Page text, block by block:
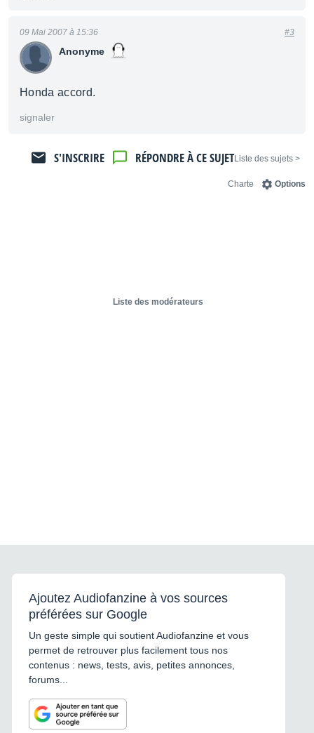
Anonyme
09 Mai 2007 à 15:36 #3
Honda accord.
signaler
< Liste des sujets
RÉPONDRE À CE SUJET
S'INSCRIRE
Options
Charte
Liste des modérateurs
Ajoutez Audiofanzine à vos sources
préférées sur Google
Un geste simple qui soutient Audiofanzine et vous
permet de retrouver plus facilement tous nos
contenus : news, tests, avis, petites annonces,
forums...